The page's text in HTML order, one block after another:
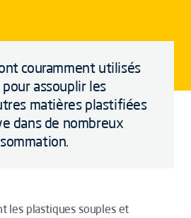
couramment utilisés
assouplir les
matières plastifiées
dans de nombreux
les plastiques souples et